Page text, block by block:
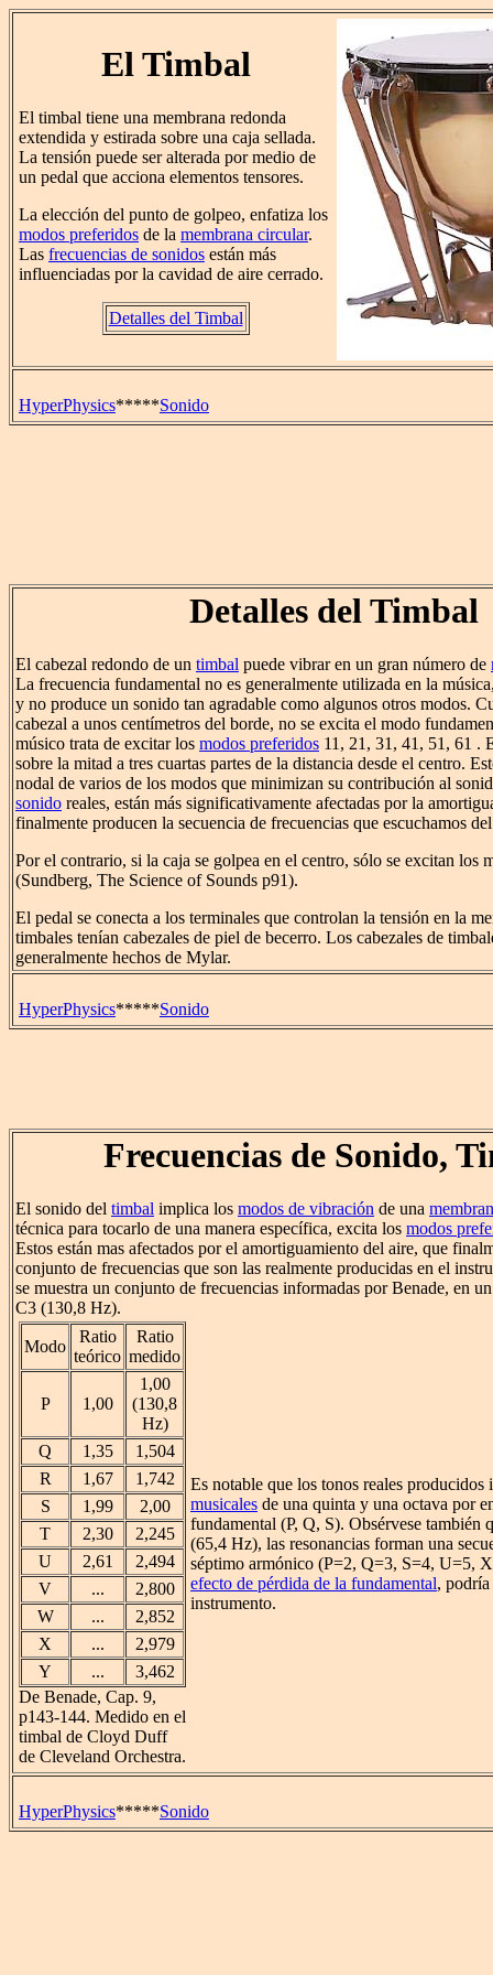
El Timbal
El timbal tiene una membrana redonda
extendida y estirada sobre una caja sellada.
La tensión puede ser alterada por medio de
un pedal que acciona elementos tensores.
La elección del punto de golpeo, enfatiza los
modos preferidos de la membrana circular.
Las frecuencias de sonidos están más
influenciadas por la cavidad de aire cerrado.
Detalles del Timbal
HyperPhysics*****Sonido
Detalles del Timbal
El cabezal redondo de un timbal puede vibrar en un gran número de
La frecuencia fundamental no es generalmente utilizada en la
y no produce un sonido tan agradable como algunos otros modos.
cabezal a unos centímetros del borde, no se excita el modo
músico trata de excitar los modos preferidos 11, 21, 31, 41, 51, 61 .
sobre la mitad a tres cuartas partes de la distancia desde el centro.
nodal de varios de los modos que minimizan su contribución al
sonido reales, están más significativamente afectadas por la
finalmente producen la secuencia de frecuencias que escuchamos
Por el contrario, si la caja se golpea en el centro, sólo se excitan los
(Sundberg, The Science of Sounds p91).
El pedal se conecta a los terminales que controlan la tensión en la
timbales tenían cabezales de piel de becerro. Los cabezales de
generalmente hechos de Mylar.
HyperPhysics*****Sonido
Frecuencias de Sonido,
El sonido del timbal implica los modos de vibración de una
técnica para tocarlo de una manera específica, excita los modos
Estos están mas afectados por el amortiguamiento del aire, que
conjunto de frecuencias que son las realmente producidas en el
se muestra un conjunto de frecuencias informadas por Benade, en
C3 (130,8 Hz).
Modo
Ratio
teórico
Ratio
medido
P 1,00
1,00
(130,8
Hz)
Q
1,35
1,504
R
1,67
1,742
S
1,99
2,00
T
2,30
2,245
U
2,61
2,494
V
...
2,800
W
...
2,852
X
...
2,979
Y
...
3,462
De Benade, Cap. 9,
p143-144. Medido en el
timbal de Cloyd Duff
de Cleveland Orchestra.
Es notable que los tonos reales
musicales de una quinta y una octava por
fundamental (P, Q, S). Obsérvese también
(65,4 Hz), las resonancias forman una
séptimo armónico (P=2, Q=3, S=4, U=5,
efecto de pérdida de la fundamental,
instrumento.
HyperPhysics*****Sonido